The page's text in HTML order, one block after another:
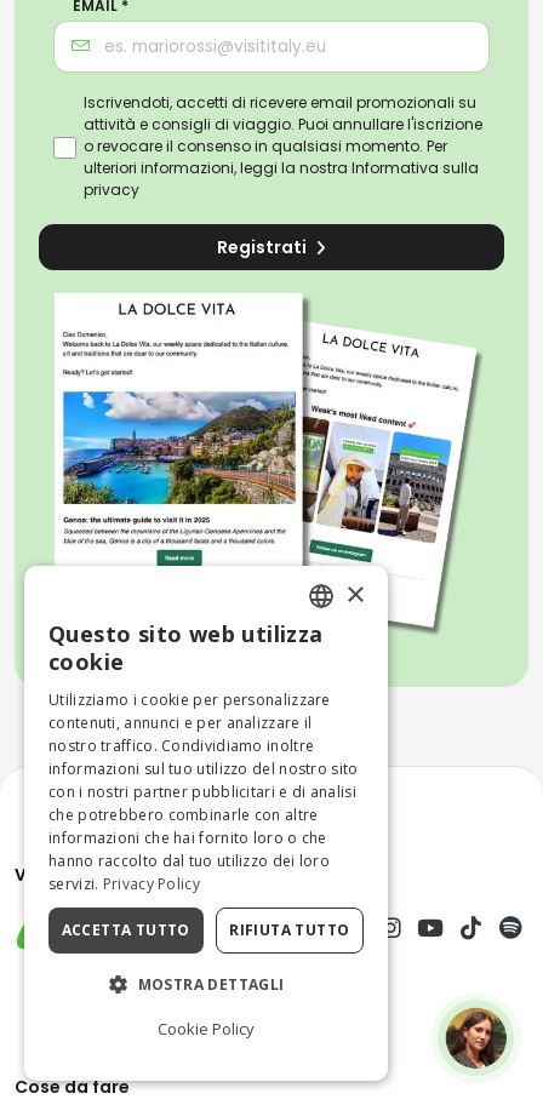
EMAIL *
Iscrivendoti, accetti di ricevere email promozionali su
attività e consigli di viaggio. Puoi annullare l'iscrizione
o revocare il consenso in qualsiasi momento. Per
ulteriori informazioni, leggi la nostra Informativa sulla
privacy
Registrati
Cose da fare
ENGLISH
ITALIAN
×
Questo sito web utilizza
cookie
Utilizziamo i cookie per personalizzare
contenuti, annunci e per analizzare il
nostro traffico. Condividiamo inoltre
informazioni sul tuo utilizzo del nostro sito
con i nostri partner pubblicitari e di analisi
che potrebbero combinarle con altre
informazioni che hai fornito loro o che
hanno raccolto dal tuo utilizzo dei loro
servizi. Privacy Policy
ACCETTA TUTTO RIFIUTA TUTTO
MOSTRA DETTAGLI
Cookie Policy